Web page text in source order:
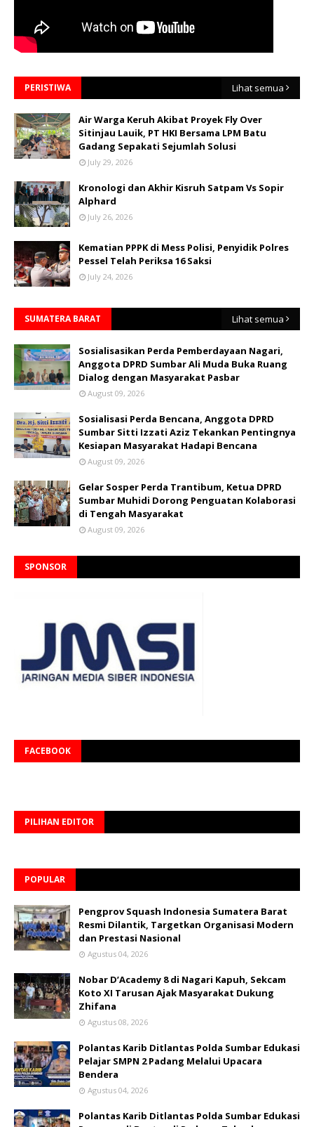
PERISTIWA Lihat semua
Air Warga Keruh Akibat Proyek Fly Over
Sitinjau Lauik, PT HKI Bersama LPM Batu
Gadang Sepakati Sejumlah Solusi
July 29, 2026
Kronologi dan Akhir Kisruh Satpam Vs Sopir
Alphard
July 26, 2026
Kematian PPPK di Mess Polisi, Penyidik Polres
Pessel Telah Periksa 16 Saksi
July 24, 2026
SUMATERA BARAT Lihat semua
Sosialisasikan Perda Pemberdayaan Nagari,
Anggota DPRD Sumbar Ali Muda Buka Ruang
Dialog dengan Masyarakat Pasbar
August 09, 2026
Sosialisasi Perda Bencana, Anggota DPRD
Sumbar Sitti Izzati Aziz Tekankan Pentingnya
Kesiapan Masyarakat Hadapi Bencana
August 09, 2026
Gelar Sosper Perda Trantibum, Ketua DPRD
Sumbar Muhidi Dorong Penguatan Kolaborasi
di Tengah Masyarakat
August 09, 2026
SPONSOR
FACEBOOK
PILIHAN EDITOR
POPULAR
Pengprov Squash Indonesia Sumatera Barat
Resmi Dilantik, Targetkan Organisasi Modern
dan Prestasi Nasional
Agustus 04, 2026
Nobar D’Academy 8 di Nagari Kapuh, Sekcam
Koto XI Tarusan Ajak Masyarakat Dukung
Zhifana
Agustus 08, 2026
Polantas Karib Ditlantas Polda Sumbar Edukasi
Pelajar SMPN 2 Padang Melalui Upacara
Bendera
Agustus 04, 2026
Polantas Karib Ditlantas Polda Sumbar Edukasi